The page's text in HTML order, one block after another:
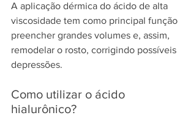
A aplicação dérmica do ácido de alta
viscosidade tem como principal função
preencher grandes volumes e, assim,
remodelar o rosto, corrigindo possíveis
depressões.
Como utilizar o ácido
hialurônico?